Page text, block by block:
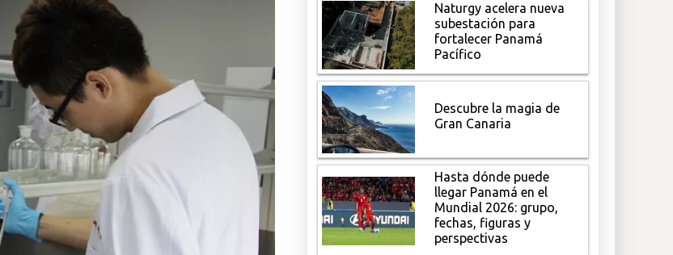
Naturgy acelera nueva
subestación para
fortalecer Panamá
Pacífico
Descubre la magia de
Gran Canaria
Hasta dónde puede
llegar Panamá en el
Mundial 2026: grupo,
fechas, figuras y
perspectivas